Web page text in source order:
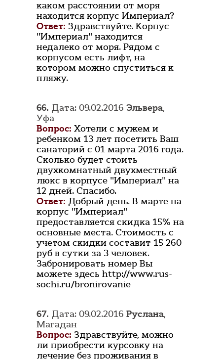
каком расстоянии от моря
находится корпус Империал?
Ответ: Здравствуйте. Корпус
"Империал" находится
недалеко от моря. Рядом с
корпусом есть лифт, на
котором можно спуститься к
пляжу.
66. Дата: 09.02.2016 Эльвера,
Уфа
Вопрос: Хотели с мужем и
ребенком 13 лет посетить Ваш
санаторий с 01 марта 2016 года.
Сколько будет стоить
двухкомнатный двухместный
люкс в корпусе "Империал" на
12 дней. Спасибо.
Ответ: Добрый день. В марте на
корпус "Империал"
предоставляется скидка 15% на
основные места. Стоимость с
учетом скидки составит 15 260
руб в сутки за 3 человек.
Забронировать номер Вы
можете здесь http://www.rus-
sochi.ru/bronirovanie
67. Дата: 09.02.2016 Руслана,
Магадан
Вопрос: Здравствуйте, можно
ли приобрести курсовку на
лечение без проживания в